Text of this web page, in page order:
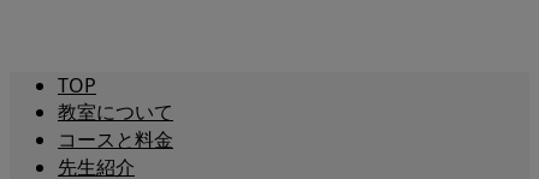
TOP
教室について
コースと料金
先生紹介